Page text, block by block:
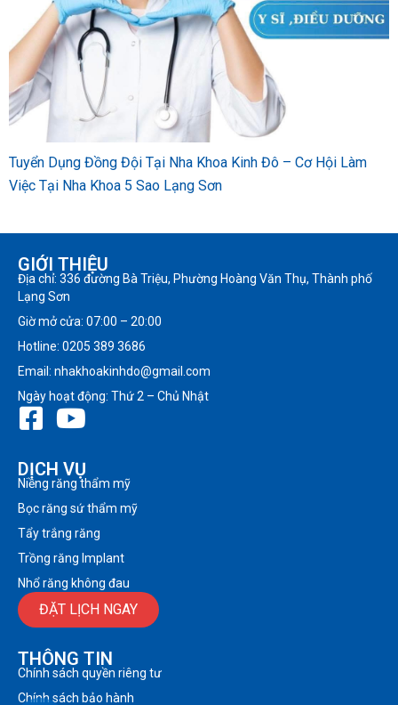
Tuyển Dụng Đồng Đội Tại Nha Khoa Kinh Đô – Cơ Hội Làm
Việc Tại Nha Khoa 5 Sao Lạng Sơn
GIỚI THIỆU
Địa chỉ: 336 đường Bà Triệu, Phường Hoàng Văn Thụ, Thành phố
Lạng Sơn
Giờ mở cửa: 07:00 – 20:00
Hotline: 0205 389 3686
Email: nhakhoakinhdo@gmail.com
Ngày hoạt động: Thứ 2 – Chủ Nhật
DỊCH VỤ
Niềng răng thẩm mỹ
Bọc răng sứ thẩm mỹ
Tẩy trắng răng
Trồng răng Implant
Nhổ răng không đau
ĐẶT LỊCH NGAY
THÔNG TIN
Chính sách quyền riêng tư
Chính sách bảo hành